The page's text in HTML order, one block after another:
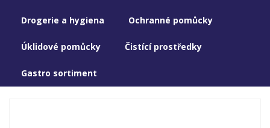
Drogerie a hygiena Ochranné pomůcky
Úklidové pomůcky Čistící prostředky
Gastro sortiment